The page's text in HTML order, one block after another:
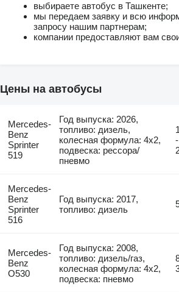
выбираете автобус в Ташкенте;
мы передаем заявку и всю
запросу нашим партнерам;
компании предоставляют вам
Цены на автобусы
Mercedes-
Benz
Sprinter
519
Год выпуска: 2026,
топливо: дизель,
колесная формула: 4x2,
подвеска: рессора/
пневмо
-
Mercedes-
Benz
Sprinter
516
Год выпуска: 2017,
топливо: дизель
Mercedes-
Benz
O530
Год выпуска: 2008,
топливо: дизель/газ,
колесная формула: 4x2,
подвеска: пневмо